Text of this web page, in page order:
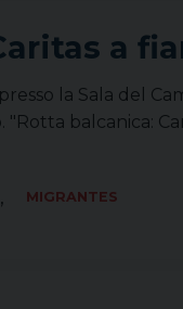
a
la Sala del
balcanica:
,
MIGRANTES